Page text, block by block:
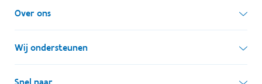
Simon Bolivarlaan 17
1000 Brussel
Ondernemingsnummer: BE 0248.142.826
Over ons
Wie zijn we, wat doen we
Onze centra
Wij ondersteunen
Lokale besturen